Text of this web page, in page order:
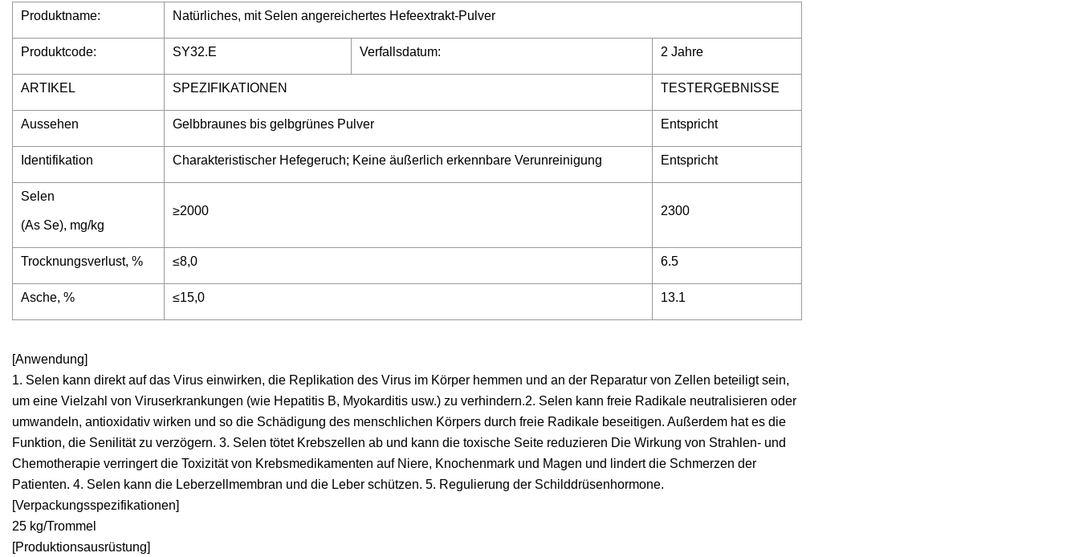
Produktname: Natürliches, mit Selen angereichertes Hefeextrakt-Pulver
Produktcode: SY32.E Verfallsdatum: 2 Jahre
ARTIKEL SPEZIFIKATIONEN TESTERGEBNISSE
Aussehen Gelbbraunes bis gelbgrünes Pulver Entspricht
Identifikation Charakteristischer Hefegeruch; Keine äußerlich erkennbare Verunreinigung Entspricht
Selen
(As Se), mg/kg
≥2000 2300
Trocknungsverlust, % ≤8,0 6.5
Asche, % ≤15,0 13.1
[Anwendung]
1. Selen kann direkt auf das Virus einwirken, die Replikation des Virus im Körper hemmen und an der Reparatur von Zellen beteiligt sein,
um eine Vielzahl von Viruserkrankungen (wie Hepatitis B, Myokarditis usw.) zu verhindern.2. Selen kann freie Radikale neutralisieren oder
umwandeln, antioxidativ wirken und so die Schädigung des menschlichen Körpers durch freie Radikale beseitigen. Außerdem hat es die
Funktion, die Senilität zu verzögern. 3. Selen tötet Krebszellen ab und kann die toxische Seite reduzieren Die Wirkung von Strahlen- und
Chemotherapie verringert die Toxizität von Krebsmedikamenten auf Niere, Knochenmark und Magen und lindert die Schmerzen der
Patienten. 4. Selen kann die Leberzellmembran und die Leber schützen. 5. Regulierung der Schilddrüsenhormone.
[Verpackungsspezifikationen]
25 kg/Trommel
[Produktionsausrüstung]